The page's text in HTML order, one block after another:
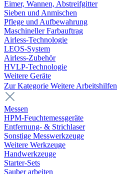
Eimer, Wannen, Abstreifgitter
Sieben und Anmischen
Pflege und Aufbewahrung
Maschineller Farbauftrag
Airless-Technologie
LEOS-System
Airless-Zubehör
HVLP-Technologie
Weitere Geräte
Zur Kategorie Weitere Arbeitshilfen
Messen
HPM-Feuchtemessgeräte
Entfernung- & Strichlaser
Sonstige Messwerkzeuge
Weitere Werkzeuge
Handwerkzeuge
Starter-Sets
Sauber arbeiten